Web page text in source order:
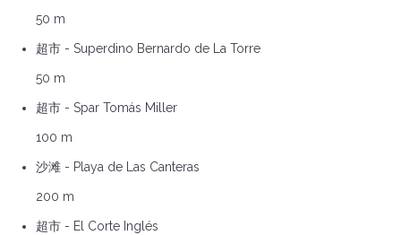
50 m
超市 - Superdino Bernardo de La Torre
50 m
超市 - Spar Tomás Miller
100 m
沙滩 - Playa de Las Canteras
200 m
超市 - El Corte Inglés